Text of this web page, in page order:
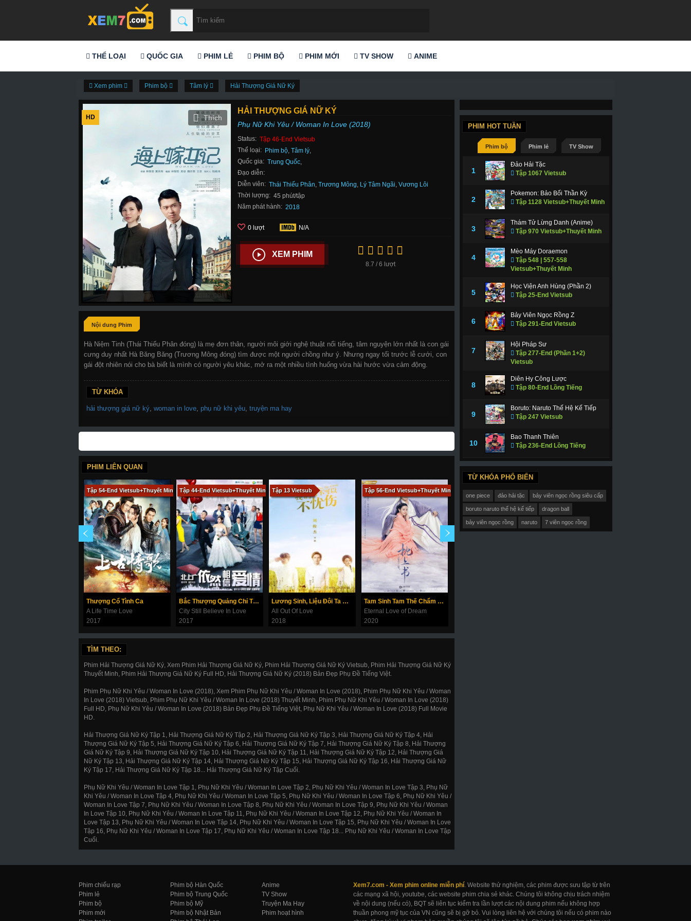
THỂ LOẠI QUỐC GIA PHIM LẺ PHIM BỘ PHIM MỚI TV SHOW ANIME
Xem phim Phim bộ Tâm lý Hải Thượng Giá Nữ Ký
HD
HẢI THƯỢNG GIÁ NỮ KÝ
Phụ Nữ Khi Yêu / Woman In Love (2018)
Status: Tập 46-End Vietsub
Thể loại: Phim bộ,Tâm lý,
Quốc gia: Trung Quốc,
Đạo diễn:
Diễn viên: Thái Thiếu Phân,Trương Mông, Lý Tâm Ngãi,Vương Lôi
Thời lượng: 45 phút/tập
Năm phát hành: 2018
0 lượt N/A
XEM PHIM
8.7 / 6 lượt
Nội dung Phim
Hà Niệm Tinh (Thái Thiếu Phân đóng) là mẹ đơn thân, người môi giới nghệ thuật nổi tiếng, tâm nguyện lớn nhất là con gái
cưng duy nhất Hà Băng Băng (Trương Mông đóng) tìm được một người chồng như ý. Nhưng ngay tối trước lễ cưới, con
gái đột nhiên nói cho bà biết là mình có người yêu khác, mở ra một nhiều tình huống vừa hài hước vừa cảm động.
TỪ KHÓA
hải thượng giá nữ ký woman in love phụ nữ khi yêu truyện ma hay
PHIM LIÊN QUAN
Tập 54-End Vietsub+Thuyết Minh
Thượng Cổ Tình Ca
A Life Time Love
2017
Tập 44-End Vietsub+Thuyết Minh
Bắc Thượng Quảng Chỉ Tin Vào Tình Yêu
City Still Believe In Love
2017
Tập 13 Vietsub
Lương Sinh, Liệu Đôi Ta Có Thể Ngừng Đau Thương
All Out Of Love
2018
Tập 56-End Vietsub+Thuyết Minh
Tam Sinh Tam Thế Chẩm Thượng Thư
Eternal Love of Dream
2020
Tập 12-End Vietsub Tập 42-End Vietsub+Thuyết Minh
TÌM THEO:
Phim Hải Thượng Giá Nữ Ký, Xem Phim Hải Thượng Giá Nữ Ký, Phim Hải Thượng Giá Nữ Ký Vietsub, Phim Hải Thượng Giá Nữ Ký
Thuyết Minh, Phim Hải Thượng Giá Nữ Ký Full HD, Hải Thượng Giá Nữ Ký (2018) Bản Đẹp Phụ Đề Tiếng Việt.
Phim Phụ Nữ Khi Yêu / Woman In Love (2018), Xem Phim Phụ Nữ Khi Yêu / Woman In Love (2018), Phim Phụ Nữ Khi Yêu / Woman
In Love (2018) Vietsub, Phim Phụ Nữ Khi Yêu / Woman In Love (2018) Thuyết Minh, Phim Phụ Nữ Khi Yêu / Woman In Love (2018)
Full HD, Phụ Nữ Khi Yêu / Woman In Love (2018) Bản Đẹp Phụ Đề Tiếng Việt, Phụ Nữ Khi Yêu / Woman In Love (2018) Full Movie
HD.
Hải Thượng Giá Nữ Ký Tập 1, Hải Thượng Giá Nữ Ký Tập 2, Hải Thượng Giá Nữ Ký Tập 3, Hải Thượng Giá Nữ Ký Tập 4, Hải
Thượng Giá Nữ Ký Tập 5, Hải Thượng Giá Nữ Ký Tập 6, Hải Thượng Giá Nữ Ký Tập 7, Hải Thượng Giá Nữ Ký Tập 8, Hải Thượng
Giá Nữ Ký Tập 9, Hải Thượng Giá Nữ Ký Tập 10, Hải Thượng Giá Nữ Ký Tập 11, Hải Thượng Giá Nữ Ký Tập 12, Hải Thượng Giá
Nữ Ký Tập 13, Hải Thượng Giá Nữ Ký Tập 14, Hải Thượng Giá Nữ Ký Tập 15, Hải Thượng Giá Nữ Ký Tập 16, Hải Thượng Giá Nữ
Ký Tập 17, Hải Thượng Giá Nữ Ký Tập 18... Hải Thượng Giá Nữ Ký Tập Cuối.
Phụ Nữ Khi Yêu / Woman In Love Tập 1, Phụ Nữ Khi Yêu / Woman In Love Tập 2, Phụ Nữ Khi Yêu / Woman In Love Tập 3, Phụ Nữ
Khi Yêu / Woman In Love Tập 4, Phụ Nữ Khi Yêu / Woman In Love Tập 5, Phụ Nữ Khi Yêu / Woman In Love Tập 6, Phụ Nữ Khi Yêu /
Woman In Love Tập 7, Phụ Nữ Khi Yêu / Woman In Love Tập 8, Phụ Nữ Khi Yêu / Woman In Love Tập 9, Phụ Nữ Khi Yêu / Woman
In Love Tập 10, Phụ Nữ Khi Yêu / Woman In Love Tập 11, Phụ Nữ Khi Yêu / Woman In Love Tập 12, Phụ Nữ Khi Yêu / Woman In
Love Tập 13, Phụ Nữ Khi Yêu / Woman In Love Tập 14, Phụ Nữ Khi Yêu / Woman In Love Tập 15, Phụ Nữ Khi Yêu / Woman In Love
Tập 16, Phụ Nữ Khi Yêu / Woman In Love Tập 17, Phụ Nữ Khi Yêu / Woman In Love Tập 18... Phụ Nữ Khi Yêu / Woman In Love Tập
Cuối.
PHIM HOT TUẦN
Phim bộ Phim lẻ TV Show
1
Đảo Hải Tặc
Tập 1067 Vietsub
2
Pokemon: Bảo Bối Thần Kỳ
Tập 1128 Vietsub+Thuyết Minh
3
Thám Tử Lừng Danh (Anime)
Tập 970 Vietsub+Thuyết Minh
4
Mèo Máy Doraemon
Tập 548 | 557-558
Vietsub+Thuyết Minh
5
Học Viện Anh Hùng (Phần 2)
Tập 25-End Vietsub
6
Bảy Viên Ngọc Rồng Z
Tập 291-End Vietsub
7
Hội Pháp Sư
Tập 277-End (Phần 1+2)
Vietsub
8
Diên Hy Công Lược
Tập 80-End Lồng Tiếng
9
Boruto: Naruto Thế Hệ Kế Tiếp
Tập 247 Vietsub
10
Bao Thanh Thiên
Tập 236-End Lồng Tiếng
TỪ KHÓA PHỔ BIẾN
one piece đảo hải tặc bảy viên ngọc rồng siêu cấp
boruto naruto thế hệ kế tiếp dragon ball
bảy viên ngọc rồng naruto 7 viên ngọc rồng
Phim chiếu rạp
Phim lẻ
Phim bộ
Phim mới
Phim bộ Hàn Quốc
Phim bộ Trung Quốc
Phim bộ Mỹ
Phim bộ Nhật Bản
Anime
TV Show
Truyện Ma Hay
Phim hoạt hình
Xem7.com - Xem phim online miễn phí . Website thử nghiệm, các phim được sưu tập từ trên
các mạng xã hội, youtube, các website phim chia sẻ khác. Chúng tôi không chịu trách nhiệm
về nội dung (nếu có), BQT sẽ liên tục kiểm tra lần lượt các nội dung phim nếu không hợp
thuần phong mỹ tục của VN cũng sẽ bị gỡ bỏ. Vui lòng liên hệ với chúng tôi nếu có phim nào